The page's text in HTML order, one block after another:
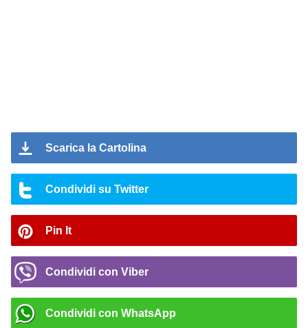
Scarica la Cartolina
Condividi su Twitter
Pin It
Condividi con Viber
Condividi con WhatsApp